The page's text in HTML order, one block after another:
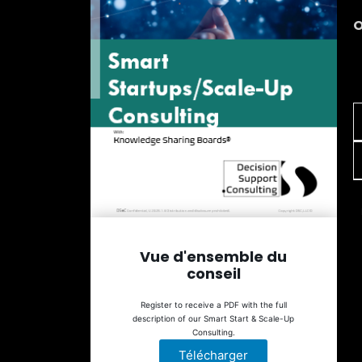
Vue d'ensemble du
conseil
Register to receive a PDF with the full
description of our Smart Start & Scale-Up
Consulting.
Télécharger